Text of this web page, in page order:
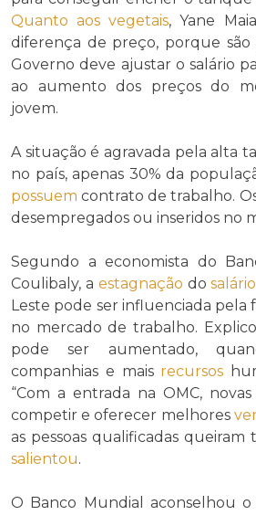
Quanto aos vegetais, Yane
diferença de preço, porque são
Governo deve ajustar o salário
ao aumento dos preços do
jovem.
A situação é agravada pela alta
no país, apenas 30% da
possuem contrato de trabalho.
desempregados ou inseridos no
Segundo a economista do
Coulibaly, a estagnação do
Leste pode ser influenciada pela
no mercado de trabalho.
pode ser aumentado,
companhias e mais recursos
“Com a entrada na OMC,
competir e oferecer melhores
as pessoas qualificadas queiram
salientou.
O Banco Mundial aconselhou